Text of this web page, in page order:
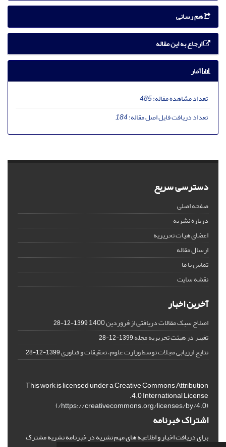
هم رسانی
ارجاع به این مقاله
آمار
تعداد مشاهده مقاله:485
تعداد دریافت فایل اصل مقاله:184
دسترسی سریع
صفحه اصلی
درباره نشریه
اعضای هیات تحریریه
ارسال مقاله
تماس با ما
نقشه سایت
آخرین اخبار
اصلاح سبک مقالات دریافتی از فروردین 1400 1399-12-28
تغییر در هیئت تحریریه مجله1399-12-28
نتایج ارزیابی مجلات توسط وزارت علوم، تحقیقات و فناوری1399-12-28
This work is licensed under a Creative Commons Attribution
4.0 International License.
(
https://creativecommons.org/licenses/by/4.0/
)
اشتراک خبرنامه
برای دریافت اخبار و اطلاعیه های مهم نشریه در خبرنامه نشریه مشترک